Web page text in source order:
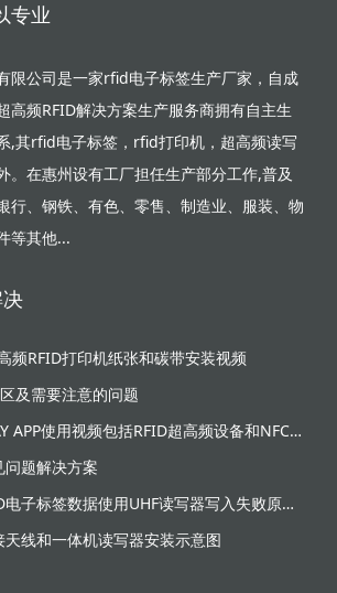
专业
限公司是一家rfid电子标签生产厂家，自成
高频RFID解决方案生产服务商拥有自主生
,其rfid电子标签，rfid打印机，超高频读写
。在惠州设有工厂担任生产部分工作,普及
行、钢铁、有色、零售、制造业、服装、物
等其他...
频RFID打印机纸张和碳带安装视频
及需要注意的问题
广东灵天ELFDAY APP使用视频包括RFID超高频设备和NFC芯片标签感应
问题解决方案
灵天超高频RFID电子标签数据使用UHF读写器写入失败原因分析
天线和一体机读写器安装示意图